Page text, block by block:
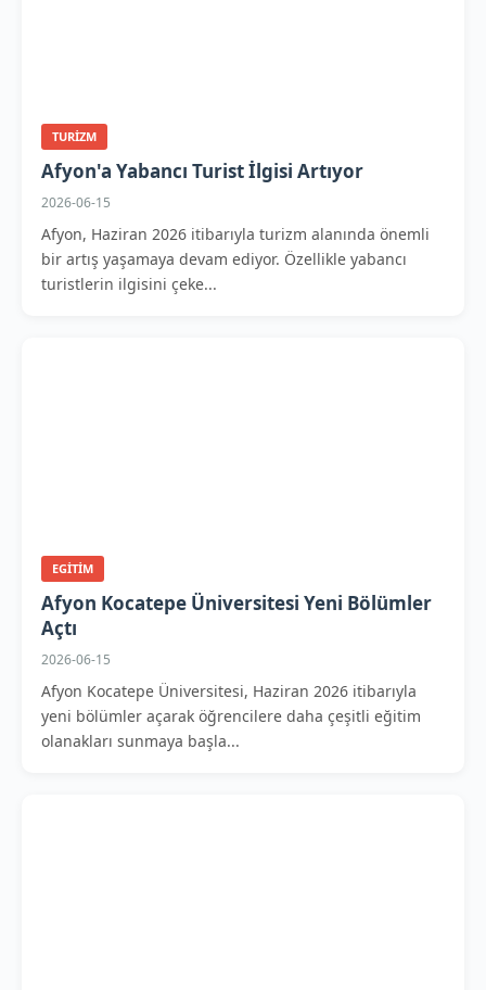
TURIZM
Afyon'a Yabancı Turist İlgisi Artıyor
2026-06-15
Afyon, Haziran 2026 itibarıyla turizm alanında önemli
bir artış yaşamaya devam ediyor. Özellikle yabancı
turistlerin ilgisini çeke...
EGITIM
Afyon Kocatepe Üniversitesi Yeni Bölümler
Açtı
2026-06-15
Afyon Kocatepe Üniversitesi, Haziran 2026 itibarıyla
yeni bölümler açarak öğrencilere daha çeşitli eğitim
olanakları sunmaya başla...